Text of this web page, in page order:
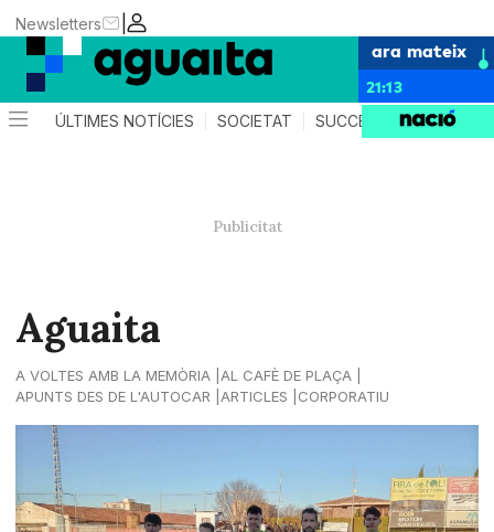
|
Newsletters
ara mateix
21:13
ÚLTIMES NOTÍCIES SOCIETAT SUCCESSOS AGENDA
Aguaita
A VOLTES AMB LA MEMÒRIA
AL CAFÈ DE PLAÇA
APUNTS DES DE L'AUTOCAR
ARTICLES CORPORATIU